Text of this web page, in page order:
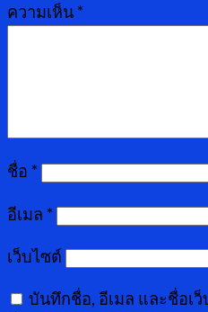
ความเห็น *
ชื่อ *
อีเมล *
เว็บไซต์
บันทึกชื่อ, อีเมล และชื่อเ